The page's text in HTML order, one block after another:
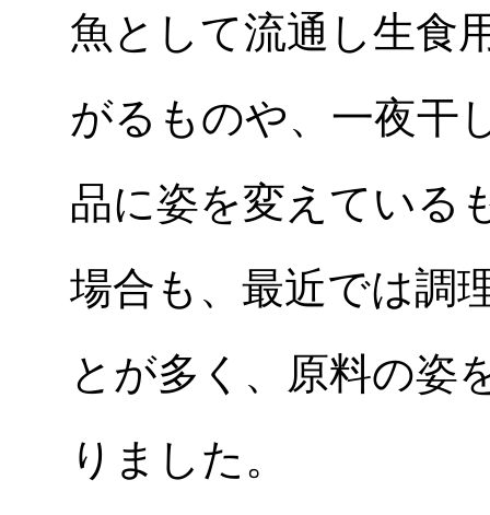
魚として流通し生食
がるものや、一夜干
品に姿を変えている
場合も、最近では調
とが多く、原料の姿
りました。